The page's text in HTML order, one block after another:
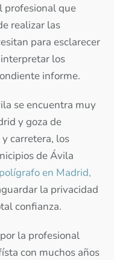
profesional que
realizar las
para esclarecer
los
informe.
se encuentra muy
y goza de
carretera, los
de Ávila
en Madrid,
la privacidad
confianza.
la profesional
con muchos años